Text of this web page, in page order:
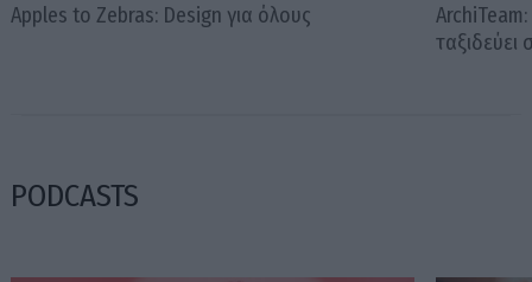
Apples to Zebras: Design για όλους
PODCASTS